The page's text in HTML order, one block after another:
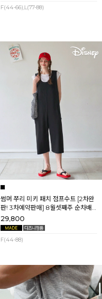
F(44-66),L(77-88)
썸머 쭈리 미키 패치 점프수트 [2차완
판! 3차예약판매] 8월셋째주 순차배
송
29,800
F(44-88)